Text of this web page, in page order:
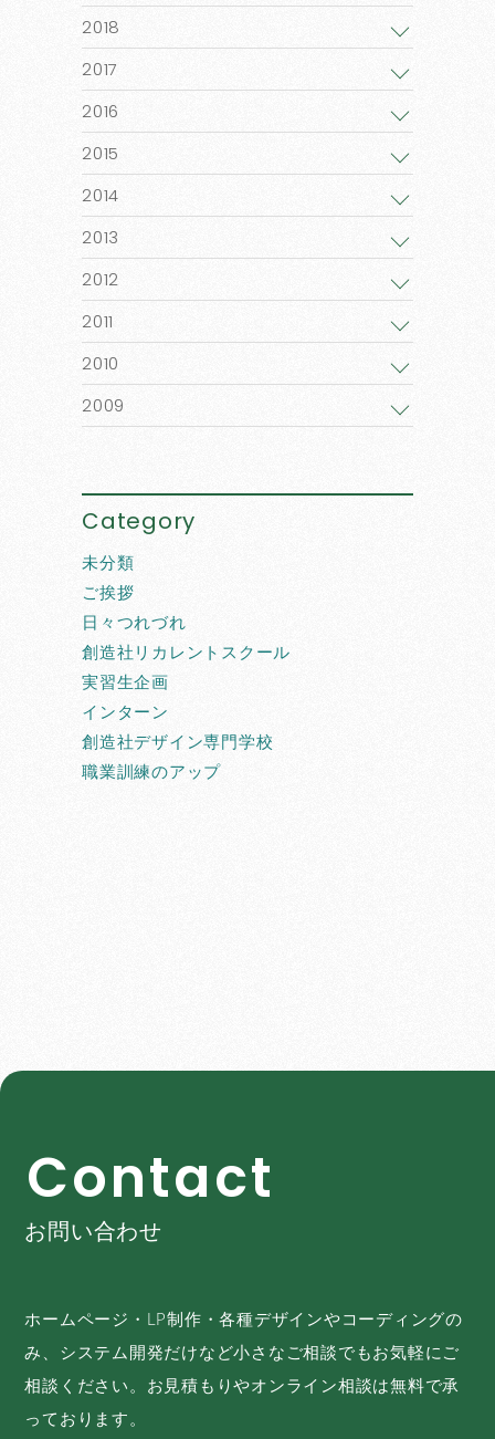
2018
2017
2016
2015
2014
2013
2012
2011
2010
2009
Category
未分類
ご挨拶
日々つれづれ
創造社リカレントスクール
実習生企画
インターン
創造社デザイン専門学校
職業訓練のアップ
Contact
お問い合わせ
ホームページ・LP制作・各種デザインやコーディングの
み、システム開発だけなど小さなご相談でもお気軽にご
相談ください。お見積もりやオンライン相談は無料で承
っております。